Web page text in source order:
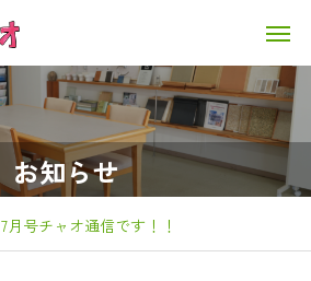
お知らせ
7月号チャオ通信です！！